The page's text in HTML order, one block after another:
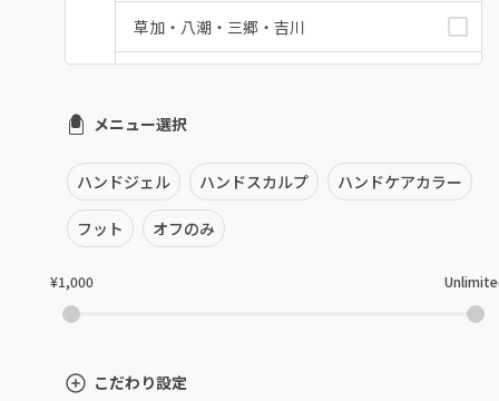
草加・八潮・三郷・吉川
戸田
川越・本川越
ふじみ野・鶴瀬・上福岡
所沢・小手指
メニュー選択
ハンドジェル ハンドスカルプ ハンドケアカラー
フット オフのみ
¥1,000
こだわり設定